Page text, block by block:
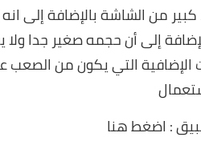
من الشاشة بالإضافة إلى
التي يكون من الصعب
: اضغط هنا